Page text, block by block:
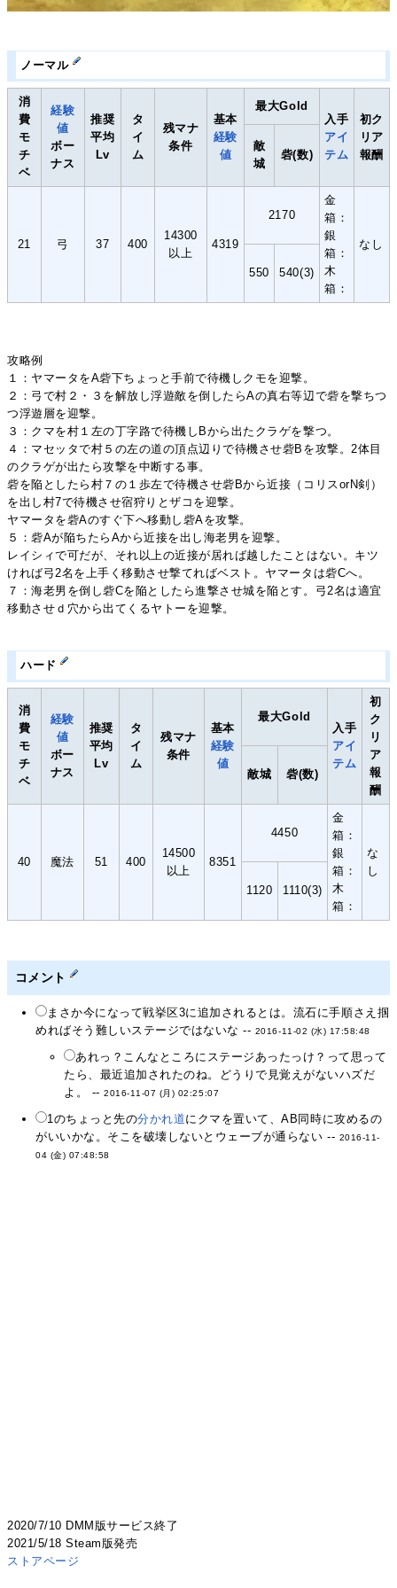
ノーマル
消
費
モ
チ
ベ
経験
値
ボー
ナス
推奨
平均
Lv
タ
イ
ム
残マナ
条件
基本
経験
値
最大Gold
入手
アイ
テム
初ク
リア
報酬
敵
城
砦(数)
21 弓 37 400
14300
以上
4319
2170
金
箱：
銀
箱：
木
箱：
なし
550 540(3)
攻略例
１：ヤマータをA砦下ちょっと手前で待機しクモを迎撃。
２：弓で村２・３を解放し浮遊敵を倒したらAの真右等辺で砦を撃ちつ
つ浮遊層を迎撃。
３：クマを村１左の丁字路で待機しBから出たクラゲを撃つ。
４：マセッタで村５の左の道の頂点辺りで待機させ砦Bを攻撃。2体目
のクラゲが出たら攻撃を中断する事。
砦を陥としたら村７の１歩左で待機させ砦Bから近接（コリスorN剣）
を出し村7で待機させ宿狩りとザコを迎撃。
ヤマータを砦Aのすぐ下へ移動し砦Aを攻撃。
５：砦Aが陥ちたらAから近接を出し海老男を迎撃。
レイシィで可だが、それ以上の近接が居れば越したことはない。キツ
ければ弓2名を上手く移動させ撃てればベスト。ヤマータは砦Cへ。
７：海老男を倒し砦Cを陥としたら進撃させ城を陥とす。弓2名は適宜
移動させｄ穴から出てくるヤトーを迎撃。
ハード
消
費
モ
チ
ベ
経験
値
ボー
ナス
推奨
平均
Lv
タ
イ
ム
残マナ
条件
基本
経験
値
最大Gold
入手
アイ
テム
初
ク
リ
ア
報
酬
敵城 砦(数)
40 魔法 51 400
14500
以上
8351
4450
金
箱：
銀
箱：
木
箱：
な
し
1120
1110(3)
コメント
まさか今になって戦挙区3に追加されるとは。流石に手順さえ掴
めればそう難しいステージではないな -- 2016-11-02 (水) 17:58:48
あれっ？こんなところにステージあったっけ？って思って
たら、最近追加されたのね。どうりで見覚えがないハズだ
よ。 --2016-11-07 (月) 02:25:07
1のちょっと先の分かれ道にクマを置いて、AB同時に攻めるの
がいいかな。そこを破壊しないとウェーブが通らない -- 2016-11-
04 (金) 07:48:58
2020/7/10 DMM版サービス終了
2021/5/18 Steam版発売
ストアページ